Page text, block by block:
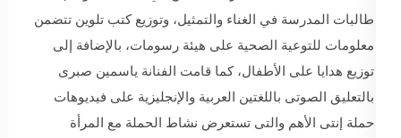
طالبات المدرسة في الغناء والتمثيل، وتوزيع كتب تلوين تتضمن
معلومات للتوعية الصحية على هيئة رسومات، بالإضافة إلى
توزيع هدايا على الأطفال، كما قامت الفنانة ياسمين صبرى
بالتعليق الصوتى باللغتين العربية والإنجليزية على فيديوهات
حملة إنتى الأهم والتى تستعرض نشاط الحملة مع المرأة